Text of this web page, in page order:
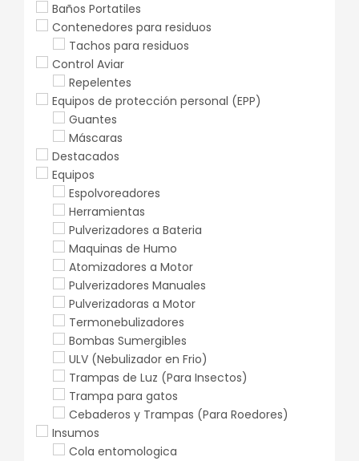
Baños Portatiles
Contenedores para residuos
Tachos para residuos
Control Aviar
Repelentes
Equipos de protección personal (EPP)
Guantes
Máscaras
Destacados
Equipos
Espolvoreadores
Herramientas
Pulverizadores a Bateria
Maquinas de Humo
Atomizadores a Motor
Pulverizadores Manuales
Pulverizadoras a Motor
Termonebulizadores
Bombas Sumergibles
ULV (Nebulizador en Frio)
Trampas de Luz (Para Insectos)
Trampa para gatos
Cebaderos y Trampas (Para Roedores)
Insumos
Cola entomologica